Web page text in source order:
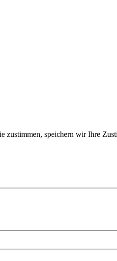
zustimmen, speichern wir Ihre